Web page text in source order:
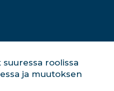
roolissa
ja muutoksen